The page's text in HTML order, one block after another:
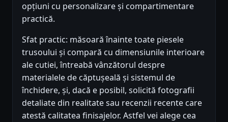
opțiuni cu personalizare și compartimentare
practică.
Sfat practic: măsoară înainte toate piesele
trusoului și compară cu dimensiunile interioare
ale cutiei, întreabă vânzătorul despre
materialele de căptușeală și sistemul de
închidere, și, dacă e posibil, solicită fotografii
detaliate din realitate sau recenzii recente care
atestă calitatea finisajelor. Astfel vei alege cea